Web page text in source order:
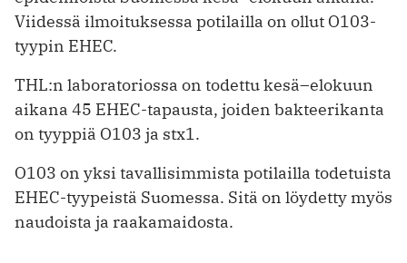
Viidessä ilmoituksessa potilailla on ollut O103-
tyypin EHEC.
THL:n laboratoriossa on todettu kesä–elokuun
aikana 45 EHEC-tapausta, joiden bakteerikanta
on tyyppiä O103 ja stx1.
O103 on yksi tavallisimmista potilailla todetuista
EHEC-tyypeistä Suomessa. Sitä on löydetty myös
naudoista ja raakamaidosta.